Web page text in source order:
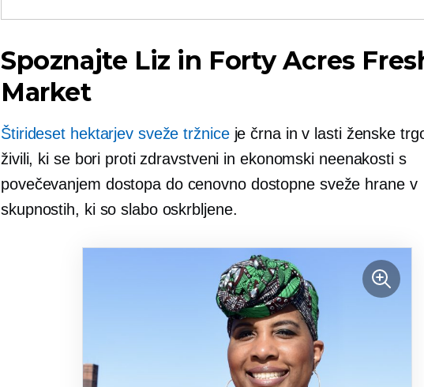
Spoznajte Liz in Forty Acres
Market
Štirideset hektarjev sveže tržniceje črna inv lasti ženske
živili, ki se bori proti zdravstveni in ekonomski neenakosti s
povečevanjem dostopa do cenovno dostopne sveže hrane v
skupnostih, ki so slabo oskrbljene.